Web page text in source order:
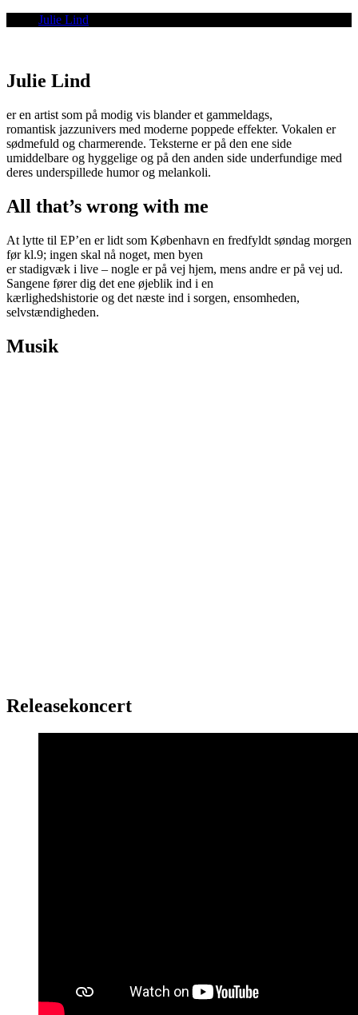
Julie Lind
Julie Lind
er en artist som på modig vis blander et gammeldags,
romantisk jazzunivers med moderne poppede effekter. Vokalen er
sødmefuld og charmerende. Teksterne er på den ene side
umiddelbare og hyggelige og på den anden side underfundige med
deres underspillede humor og melankoli.
All that’s wrong with me
At lytte til EP’en er lidt som København en fredfyldt søndag morgen
før kl.9; ingen skal nå noget, men byen
er stadigvæk i live – nogle er på vej hjem, mens andre er på vej ud.
Sangene fører dig det ene øjeblik ind i en
kærlighedshistorie og det næste ind i sorgen, ensomheden,
selvstændigheden.
Musik
Releasekoncert